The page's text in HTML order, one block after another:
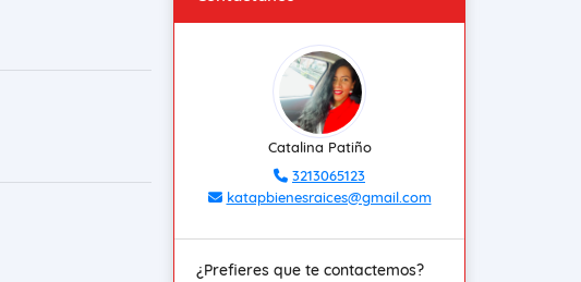
Catalina Patiño
3213065123
katapbienesraices@gmail.com
¿Prefieres que te contactemos?